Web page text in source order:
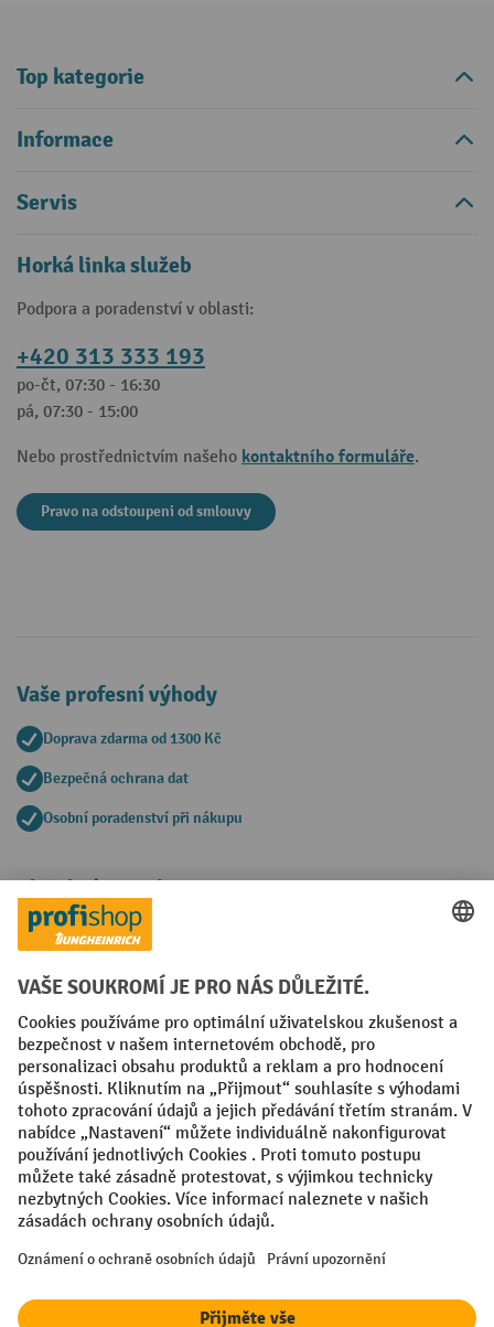
Top kategorie
Informace
Servis
Horká linka služeb
Podpora a poradenství v oblasti:
+420 313 333 193
po-čt, 07:30 - 16:30
pá, 07:30 - 15:00
Nebo prostřednictvím našeho kontaktního formuláře.
Pravo na odstoupeni od smlouvy
Vaše profesní výhody
Doprava zdarma od 1300 Kč
Bezpečná ochrana dat
Osobní poradenství při nákupu
Platební metody
Faktura
Sociální sítě
Facebook
YouTube
LinkedIn
VODP Otisk
Prohlášení o ochraně osobních údajů
Nastavení ochrany osobních údajů
All prices excl. VAT plus shipping costs and possible delivery charges,